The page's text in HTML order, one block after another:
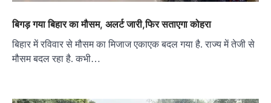
बिगड़ गया बिहार का मौसम, अलर्ट जारी,फिर सताएगा कोहरा
बिहार में रविवार से मौसम का मिजाज एकाएक बदल गया है. राज्य में तेजी से
मौसम बदल रहा है. कभी…